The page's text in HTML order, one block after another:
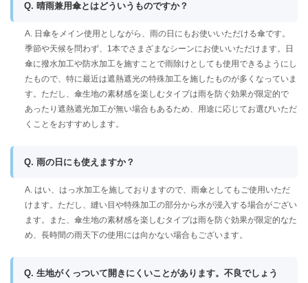
Q. 晴雨兼用傘とはどういうものですか？
A. 日傘をメイン使用としながら、雨の日にもお使いいただける傘です。
季節や天候を問わず、1本でさまざまなシーンにお使いいただけます。日
傘に撥水加工や防水加工を施すことで雨除けとしても使用できるようにし
たもので、特に最近は遮熱遮光の特殊加工を施したものが多くなっていま
す。ただし、傘生地の素材感を楽しむタイプは雨を防ぐ効果が限定的で
あったり遮熱遮光加工が無い場合もあるため、用途に応じてお選びいただ
くことをおすすめします。
Q. 雨の日にも使えますか？
A. はい、はっ水加工を施しておりますので、雨傘としてもご使用いただ
けます。ただし、縫い目や特殊加工の部分から水が浸入する場合がござい
ます。また、傘生地の素材感を楽しむタイプは雨を防ぐ効果が限定的なた
め、長時間の雨天下の使用には向かない場合もございます。
Q. 生地がくっついて開きにくいことがあります。不良でしょう